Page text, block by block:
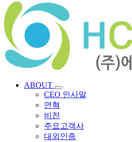
ABOUT
CEO 인사말
연혁
비전
주요고객사
대외인증